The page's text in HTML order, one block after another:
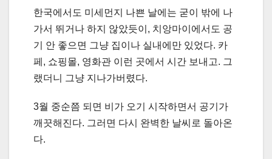
한국에서도 미세먼지 나쁜 날에는 굳이 밖에 나
가서 뛰거나 하지 않았듯이, 치앙마이에서도 공
기 안 좋으면 그냥 집이나 실내에만 있었다. 카
페, 쇼핑몰, 영화관 이런 곳에서 시간 보내고. 그
랬더니 그냥 지나가버렸다.
3월 중순쯤 되면 비가 오기 시작하면서 공기가
깨끗해진다. 그러면 다시 완벽한 날씨로 돌아온
다.